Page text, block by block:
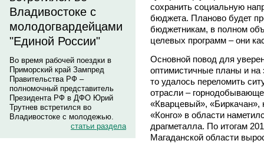
Владивостоке с
молодогвардейцами
"Единой России"
Во время рабочей поездки в
Приморский край Зампред
Правительства РФ –
полномочный представитель
Президента РФ в ДФО Юрий
Трутнев встретился во
Владивостоке с молодежью.
статьи раздела
сохранить социальную
бюджета. Планово будет
бюджетникам, в полном
целевых программ – они
Основной повод для
оптимистичные планы и на
то удалось переломить
отрасли –
«Кварцевый», «Биркачан»,
«Конго» в области
драгметалла. По итогам
Магаданской области